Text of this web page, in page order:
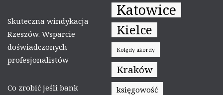
Skuteczna windykacja
Rzeszów. Wsparcie
doświadczonych
profesjonalistów
Co zrobić jeśli bank
Katowice
Kielce
Kolędy akordy
Kraków
księgowość